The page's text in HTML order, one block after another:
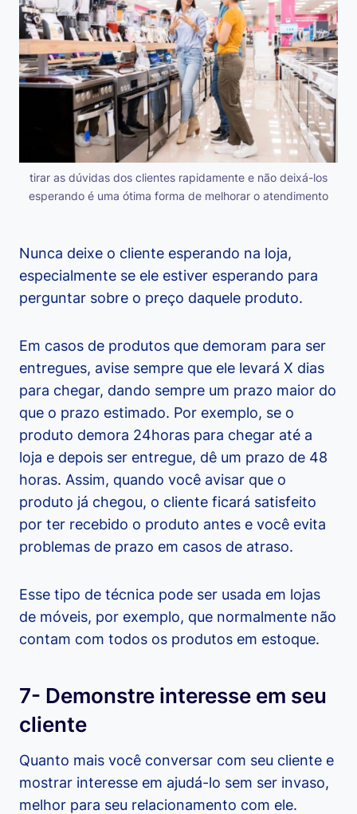
tirar as dúvidas dos clientes rapidamente e não deixá-los
esperando é uma ótima forma de melhorar o atendimento
Nunca deixe o cliente esperando na loja,
especialmente se ele estiver esperando para
perguntar sobre o preço daquele produto.
Em casos de produtos que demoram para ser
entregues, avise sempre que ele levará X dias
para chegar, dando sempre um prazo maior do
que o prazo estimado. Por exemplo, se o
produto demora 24horas para chegar até a
loja e depois ser entregue, dê um prazo de 48
horas. Assim, quando você avisar que o
produto já chegou, o cliente ficará satisfeito
por ter recebido o produto antes e você evita
problemas de prazo em casos de atraso.
Esse tipo de técnica pode ser usada em lojas
de móveis, por exemplo, que normalmente não
contam com todos os produtos em estoque.
7- Demonstre interesse em seu
cliente
Quanto mais você conversar com seu cliente e
mostrar interesse em ajudá-lo sem ser invaso,
melhor para seu relacionamento com ele.